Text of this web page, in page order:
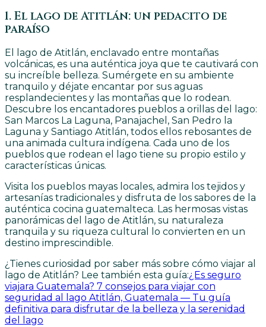
1. El lago de Atitlán: un pedacito de
paraíso
El lago de Atitlán, enclavado entre montañas
volcánicas, es una auténtica joya que te cautivará con
su increíble belleza. Sumérgete en su ambiente
tranquilo y déjate encantar por sus aguas
resplandecientes y las montañas que lo rodean.
Descubre los encantadores pueblos a orillas del lago:
San Marcos La Laguna, Panajachel, San Pedro la
Laguna y Santiago Atitlán, todos ellos rebosantes de
una animada cultura indígena. Cada uno de los
pueblos que rodean el lago tiene su propio estilo y
características únicas.
Visita los pueblos mayas locales, admira los tejidos y
artesanías tradicionales y disfruta de los sabores de la
auténtica cocina guatemalteca. Las hermosas vistas
panorámicas del lago de Atitlán, su naturaleza
tranquila y su riqueza cultural lo convierten en un
destino imprescindible.
¿Tienes curiosidad por saber más sobre cómo viajar al
lago de Atitlán? Lee también esta guía:¿Es seguro
viajara Guatemala? 7 consejos para viajar con
seguridad al lago Atitlán, Guatemala — Tu guía
definitiva para disfrutar de la belleza y la serenidad
del lago